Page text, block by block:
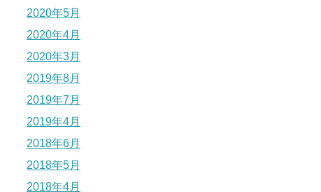
2020年5月
2020年4月
2020年3月
2019年8月
2019年7月
2019年4月
2018年6月
2018年5月
2018年4月